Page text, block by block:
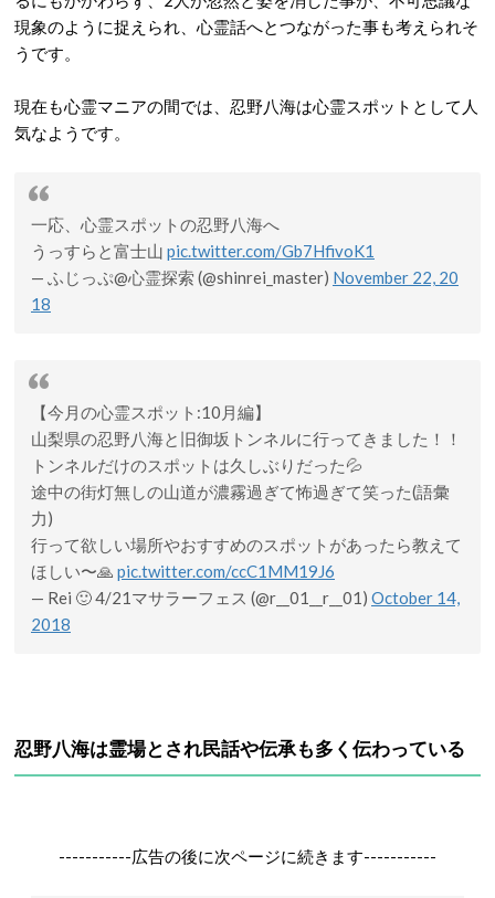
現象のように捉えられ、心霊話へとつながった事も考えられそ
うです。
現在も心霊マニアの間では、忍野八海は心霊スポットとして人
気なようです。
一応、心霊スポットの忍野八海へ
うっすらと富士山 pic.twitter.com/Gb7HfivoK1
— ふじっぷ@心霊探索 (@shinrei_master) November 22, 20
18
【今月の心霊スポット:10月編】
山梨県の忍野八海と旧御坂トンネルに行ってきました！！
トンネルだけのスポットは久しぶりだった💦
途中の街灯無しの山道が濃霧過ぎて怖過ぎて笑った(語彙
力)
行って欲しい場所やおすすめのスポットがあったら教えて
ほしい〜🙏 pic.twitter.com/ccC1MM19J6
— Rei 🙂 4/21マサラーフェス (@r__01__r__01) October 14,
2018
忍野八海は霊場とされ民話や伝承も多く伝わっている
-----------広告の後に次ページに続きます-----------